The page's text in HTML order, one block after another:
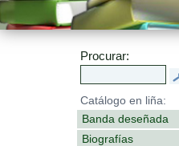
Procurar:
Catálogo en liña:
Banda deseñada
Biografías